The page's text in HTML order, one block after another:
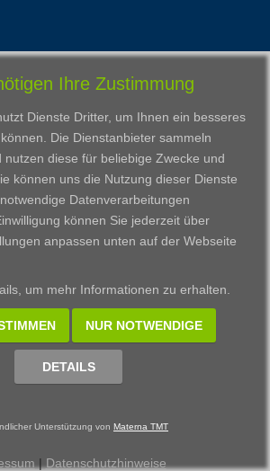
Standorte
Darmstadt
Frankfurt am Main
Gießen
Kassel
Wiesbaden
Fortbildungszentrum
Bildungsangebot
Ausbildung
Zertifikatslehrgänge
Fortbildung
TMT GmbH, powered by CARUSO
Ihre Zustimmung
Dienste Dritter, um Ihnen ein besseres
Die Dienstanbieter sammeln
nutzen diese für beliebige Zwecke und
können uns die Nutzung dieser Dienste
Datenverarbeitungen
können Sie jederzeit über
anpassen unten auf der Webseite
, um mehr Informationen zu erhalten.
NUR NOTWENDIGE
DETAILS
Unterstützung von Materna TMT
| Datenschutzhinweise